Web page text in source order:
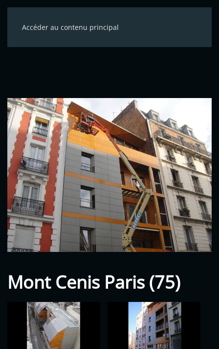
Accéder au contenu principal
Mont Cenis Paris (75)